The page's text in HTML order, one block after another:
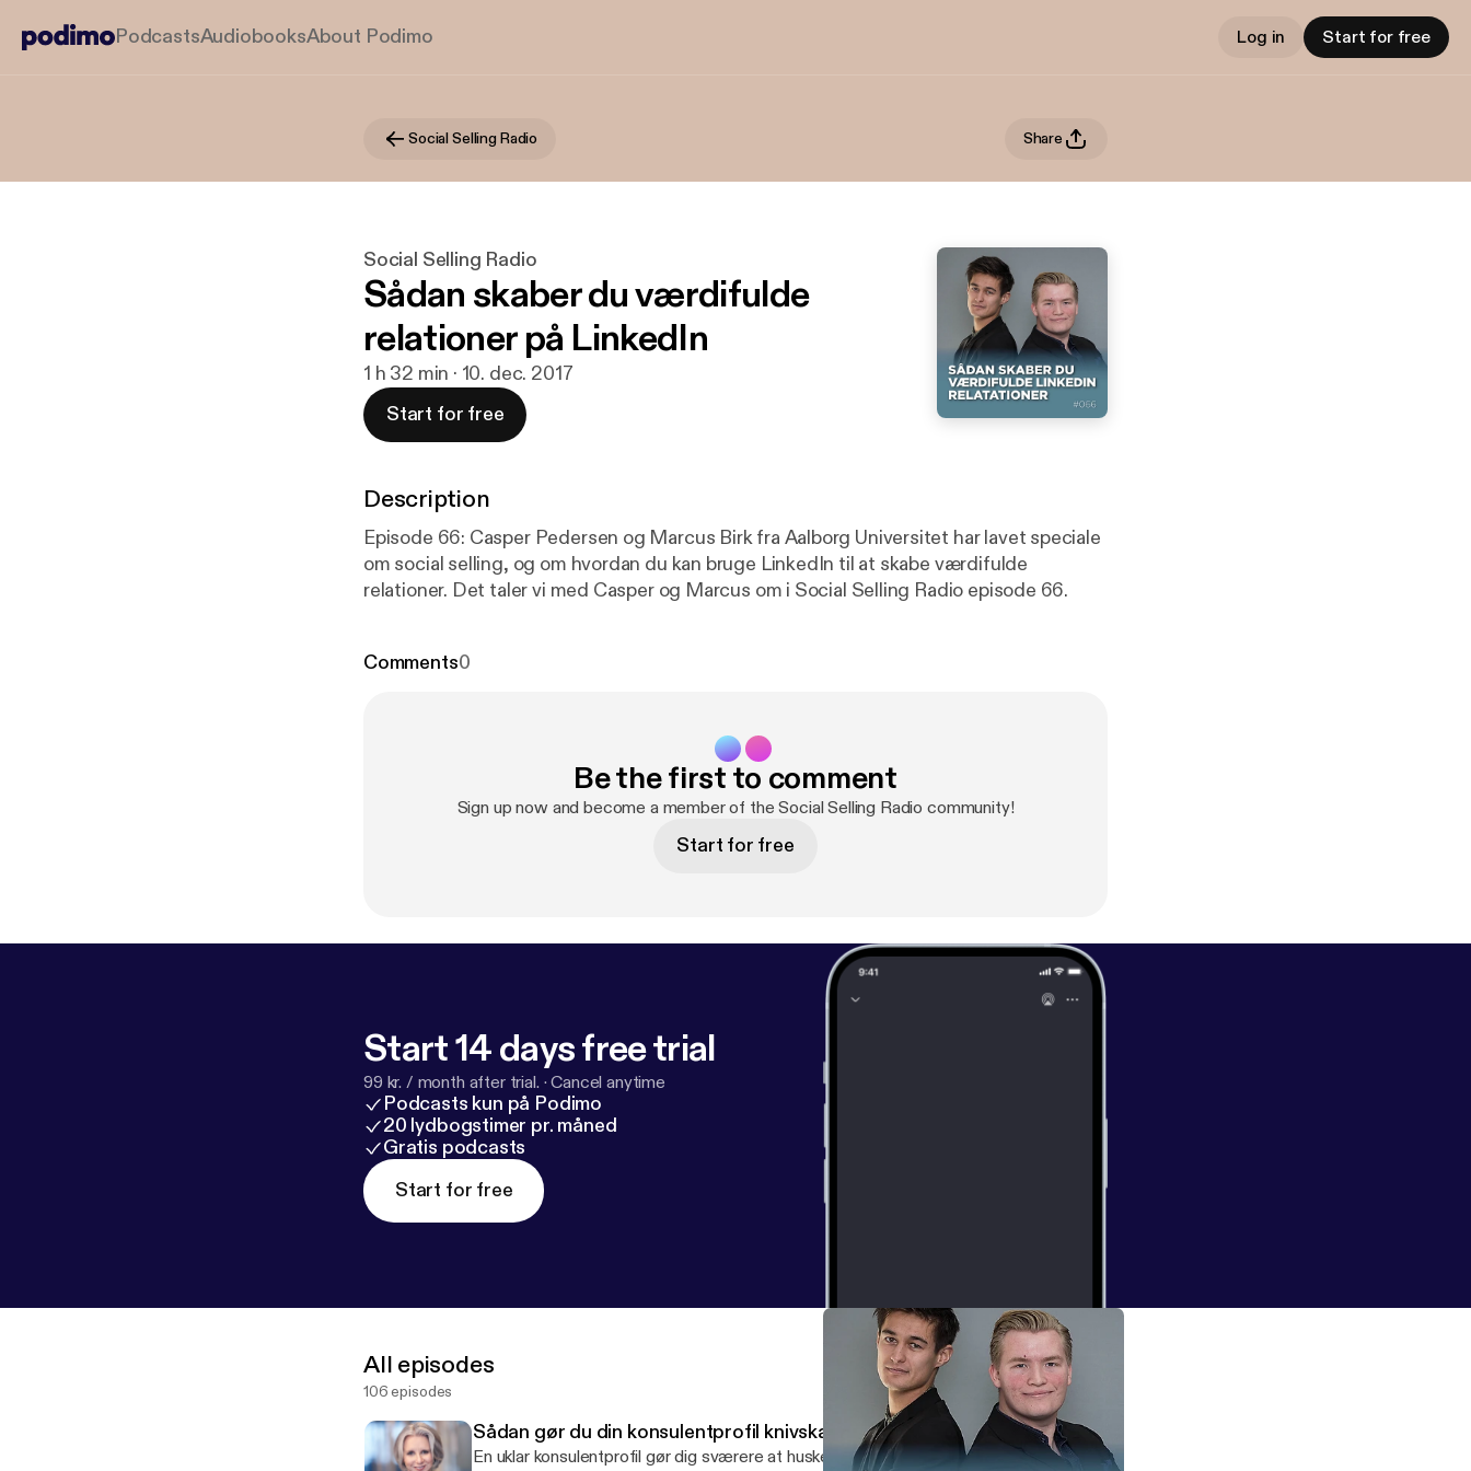
PodcastsAudiobooksAbout Podimo Log in Start for free
Social Selling Radio Share
Social Selling Radio
Sådan skaber du værdifulde
relationer på LinkedIn
1 h 32 min · 10. dec. 2017
Start for free
Description
Episode 66: Casper Pedersen og Marcus Birk fra Aalborg Universitet har lavet speciale
om social selling, og om hvordan du kan bruge LinkedIn til at skabe værdifulde
relationer. Det taler vi med Casper og Marcus om i Social Selling Radio episode 66.
Comments0
Be the first to comment
Sign up now and become a member of the Social Selling Radio community!
Start for free
Start 14 days free trial
99 kr. / month after trial. ·Cancel anytime
Podcasts kun på Podimo
20 lydbogstimer pr. måned
Gratis podcasts
Start for free
All episodes
106 episodes
Sådan gør du din konsulentprofil knivskarp på LinkedIn
En uklar konsulentprofil gør dig sværere at huske, sværere at anbefale og lettere at